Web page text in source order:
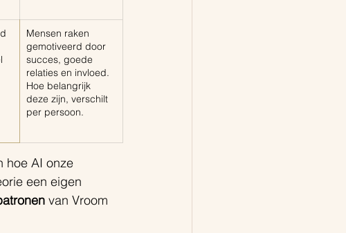
Mensen raken
gemotiveerd door
succes, goede
relaties en invloed.
Hoe belangrijk
deze zijn, verschilt
per persoon.
hoe AI onze
een eigen
van Vroom